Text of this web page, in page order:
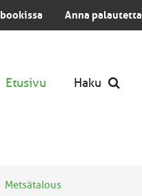
Anna palautetta
Etusivu Haku
Metsätalous